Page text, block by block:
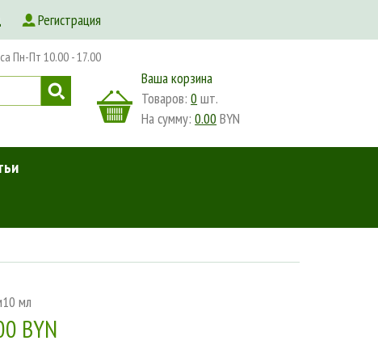
Регистрация
Пн-Пт 10.00 - 17.00
Ваша корзина
Товаров:0 шт.
На сумму:0.00 BYN
10 мл
BYN